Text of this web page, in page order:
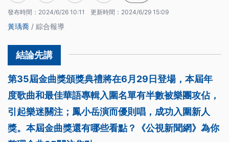
發布時間： 2024/6/26 10:11 更新時間： 2024/6/29 15:09
黃瑀喬 / 綜合報導
第35屆金曲獎頒獎典禮將在6月29日登場，本屆年
度歌曲和最佳華語專輯入圍名單有半數被樂團攻佔，
引起樂迷關注；鳳小岳演而優則唱，成功入圍新人
獎。本屆金曲獎還有哪些看點？《公視新聞網》為你